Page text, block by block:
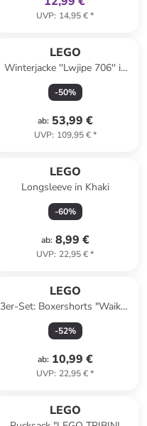
UVP: 14,95 €*
LEGO
Winterjacke ''Lwjipe 706'' in
Dunkelblau
-50%
ab: 53,99 €
UVP: 109,95 €*
LEGO
Longsleeve in Khaki
-60%
ab: 8,99 €
UVP: 22,95 €*
LEGO
3er-Set: Boxershorts "Waiko"
in Dunkelblau/ Grün/ Blau
-52%
ab: 10,99 €
UVP: 22,95 €*
LEGO